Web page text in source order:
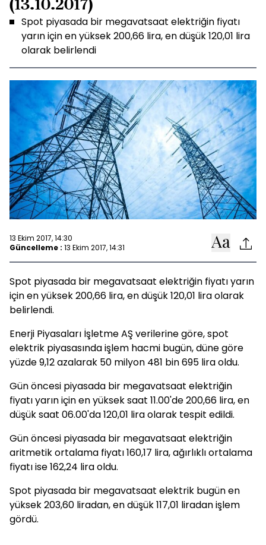
(13.10.2017)
Spot piyasada bir megavatsaat elektriğin fiyatı
yarın için en yüksek 200,66 lira, en düşük 120,01 lira
olarak belirlendi
13 Ekim 2017, 14:30
Güncelleme : 13 Ekim 2017, 14:31
Spot piyasada bir megavatsaat elektriğin fiyatı yarın
için en yüksek 200,66 lira, en düşük 120,01 lira olarak
belirlendi.
Enerji Piyasaları İşletme AŞ verilerine göre, spot
elektrik piyasasında işlem hacmi bugün, düne göre
yüzde 9,12 azalarak 50 milyon 481 bin 695 lira oldu.
Gün öncesi piyasada bir megavatsaat elektriğin
fiyatı yarın için en yüksek saat 11.00'de 200,66 lira, en
düşük saat 06.00'da 120,01 lira olarak tespit edildi.
Gün öncesi piyasada bir megavatsaat elektriğin
aritmetik ortalama fiyatı 160,17 lira, ağırlıklı ortalama
fiyatı ise 162,24 lira oldu.
Spot piyasada bir megavatsaat elektrik bugün en
yüksek 203,60 liradan, en düşük 117,01 liradan işlem
gördü.